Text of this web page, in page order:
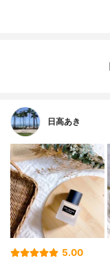
日高あき
5.00